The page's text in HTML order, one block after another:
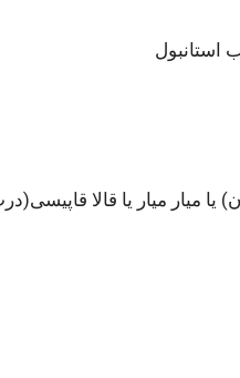
استانبول
یا میار میار یا قالا